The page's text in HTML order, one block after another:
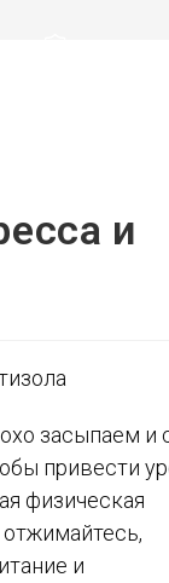
и
засыпаем и
привести
физическая
и